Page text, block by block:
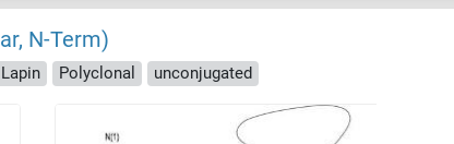
N-Term)
Polyclonal unconjugated